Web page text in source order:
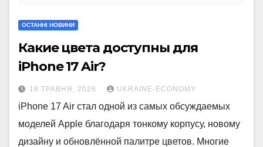
ОСТАННІ НОВИНИ
Какие цвета доступны для
iPhone 17 Air?
16 ТРАВНЯ, 2026 UKRAINE-ECONOMY
iPhone 17 Air стал одной из самых обсуждаемых
моделей Apple благодаря тонкому корпусу, новому
дизайну и обновлённой палитре цветов. Многие